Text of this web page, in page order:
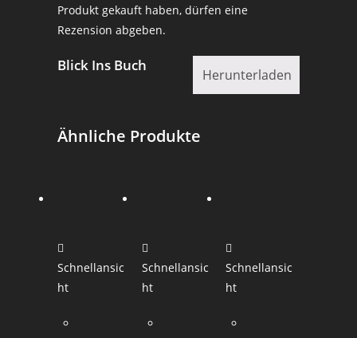
Produkt gekauft haben, dürfen eine
Rezension abgeben.
Blick Ins Buch
Herunterladen
Ähnliche Produkte
Schnellansic
ht
Schnellansic
ht
Schnellansic
ht